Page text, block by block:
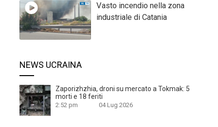
Vasto incendio nella zona
industriale di Catania
NEWS UCRAINA
Zaporizhzhia, droni su mercato a Tokmak: 5
morti e 18 feriti
2:52 pm 04 Lug 2026